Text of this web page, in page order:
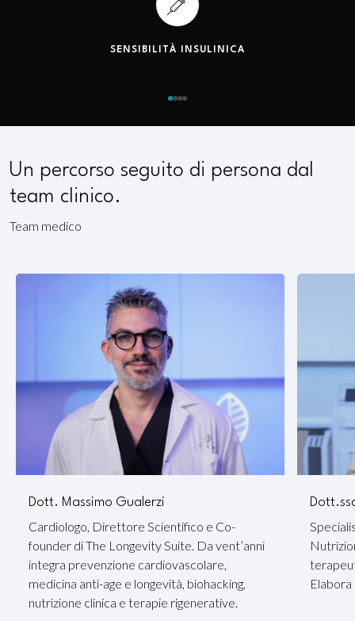
SENSIBILITÀ INSULINICA
Un percorso seguito di persona dal
team clinico.
Team medico
Dott. Massimo Gualerzi
Cardiologo, Direttore Scientifico e Co-
founder di The Longevity Suite. Da vent’anni
integra prevenzione cardiovascolare,
medicina anti-age e longevità, biohacking,
nutrizione clinica e terapie rigenerative.